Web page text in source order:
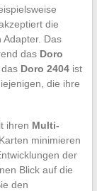
die
Das
das Doro
Doro 2404ist
die ihre
ihren Multi-
minimieren
der
Blick auf die
den